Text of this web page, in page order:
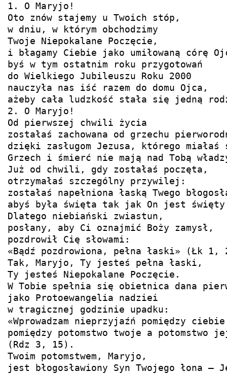
1. O Maryjo!
Oto znów stajemy u Twoich stóp,
w dniu, w którym obchodzimy
Twoje Niepokalane Poczęcie,
i błagamy Ciebie jako umiłowaną córę
byś w tym ostatnim roku przygotowań
do Wielkiego Jubileuszu Roku 2000
nauczyła nas iść razem do domu Ojca,
ażeby cała ludzkość stała się jedną
2. O Maryjo!
Od pierwszej chwili życia
zostałaś zachowana od grzechu
dzięki zasługom Jezusa, którego
Grzech i śmierć nie mają nad Tobą
Już od chwili, gdy zostałaś poczęta,
otrzymałaś szczególny przywilej:
zostałaś napełniona łaską Twego
abyś była święta tak jak On jest
Dlatego niebiański zwiastun,
posłany, aby Ci oznajmić Boży zamysł,
pozdrowił Cię słowami:
«Bądź pozdrowiona, pełna łaski» (Łk 1,
Tak, Maryjo, Ty jesteś pełna łaski,
Ty jesteś Niepokalane Poczęcie.
W Tobie spełnia się obietnica dana
jako Protoewangelia nadziei
w tragicznej godzinie upadku:
«Wprowadzam nieprzyjaźń pomiędzy
pomiędzy potomstwo twoje a potomstwo
(Rdz 3, 15).
Twoim potomstwem, Maryjo,
jest błogosławiony Syn Twojego łona —